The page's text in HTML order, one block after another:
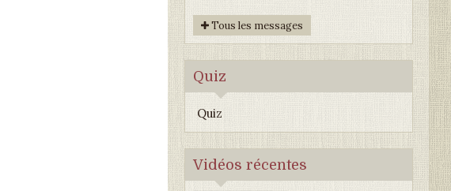
Tous les messages
Quiz
Quiz
Vidéos récentes